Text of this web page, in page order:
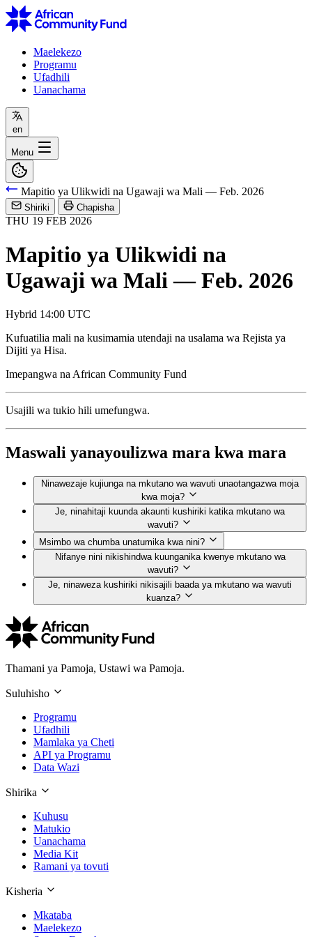
Maelekezo
Programu
Ufadhili
Uanachama
en
Menu
Mapitio ya Ulikwidi na Ugawaji wa Mali — Feb. 2026
Shiriki Chapisha
THU 19 FEB 2026
Mapitio ya Ulikwidi na
Ugawaji wa Mali — Feb. 2026
Hybrid 14:00 UTC
Kufuatilia mali na kusimamia utendaji na usalama wa Rejista ya
Dijiti ya Hisa.
Imepangwa naAfrican Community Fund
Usajili wa tukio hili umefungwa.
Maswali yanayoulizwa mara kwa mara
Ninawezaje kujiunga na mkutano wa wavuti unaotangazwa moja
kwa moja?
Je, ninahitaji kuunda akaunti kushiriki katika mkutano wa
wavuti?
Msimbo wa chumba unatumika kwa nini?
Nifanye nini nikishindwa kuunganika kwenye mkutano wa
wavuti?
Je, ninaweza kushiriki nikisajili baada ya mkutano wa wavuti
kuanza?
Thamani ya Pamoja, Ustawi wa Pamoja.
Suluhisho
Programu
Ufadhili
Mamlaka ya Cheti
API ya Programu
Data Wazi
Shirika
Kuhusu
Matukio
Uanachama
Media Kit
Ramani ya tovuti
Kisheria
Mkataba
Maelekezo